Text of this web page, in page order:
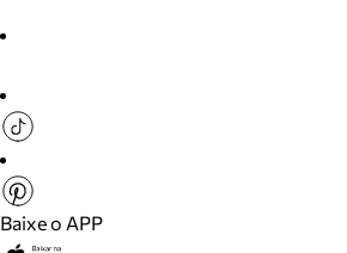
Baixe o APP